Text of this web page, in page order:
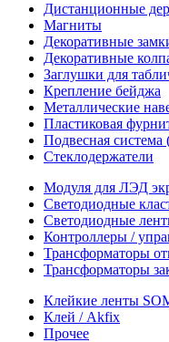
Дистанционные
Магниты
Декоративные
Декоративные
Заглушки для
Крепление бейджа
Металлические
Пластиковая
Подвесная
Стеклодержатели
Модуля для ЛЭД
Светодиодные
Светодиодные
Контроллеры /
Трансформаторы
Трансформаторы
Клейкие ленты
Клей / Akfix
Прочее